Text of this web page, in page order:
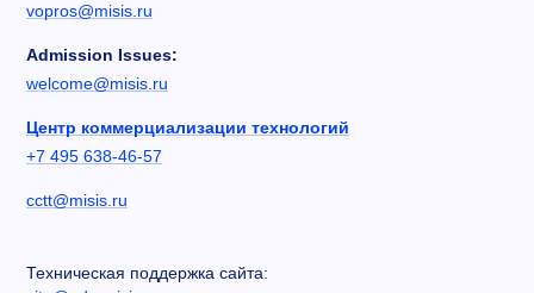
vopros@misis.ru
Admission Issues:
welcome@misis.ru
Центр коммерциализации технологий
+7 495 638-46-57
cctt@misis.ru
Техническая поддержка сайта: